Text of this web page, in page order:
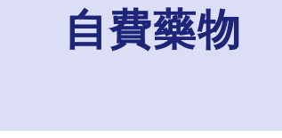
自費藥物